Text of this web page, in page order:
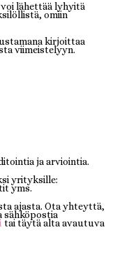
lähettää lyhyitä
omiin
kirjoittaa
viimeistelyyn.
ja arviointia.
yrityksille:
yms.
ajasta. Ota yhteyttä,
sähköpostia
tai täytä alta avautuva